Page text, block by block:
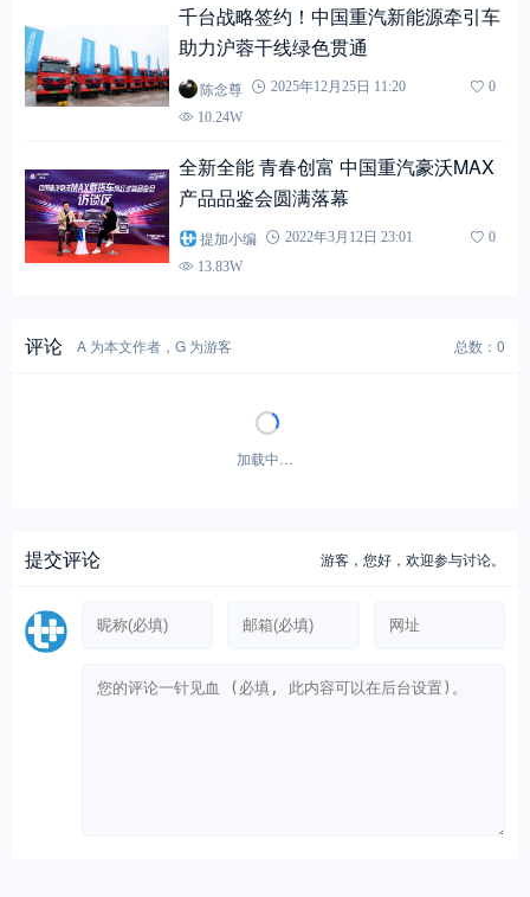
千台战略签约！中国重汽新能源牵引车
助力沪蓉干线绿色贯通
陈念尊 2025年12月25日 11:20
0
10.24W
全新全能 青春创富 中国重汽豪沃MAX
产品品鉴会圆满落幕
提加小编 2022年3月12日 23:01
0
13.83W
评论 A 为本文作者，G 为游客 总数：0
暂无评论！